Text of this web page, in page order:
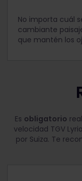
No importa cuál
cambiante
que mantén los
Es obligatorio
velocidad TGV
por Suiza. Te